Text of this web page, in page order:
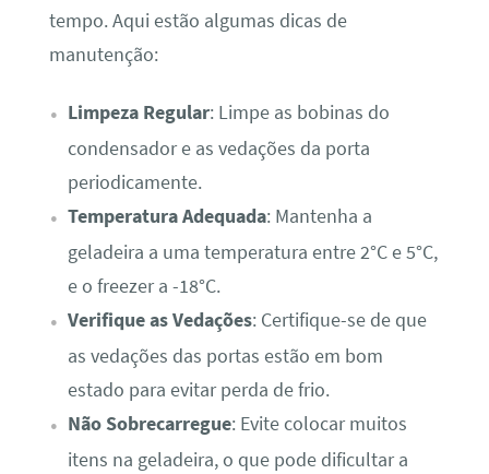
tempo. Aqui estão algumas dicas de
manutenção:
Limpeza Regular: Limpe as bobinas do
condensador e as vedações da porta
periodicamente.
Temperatura Adequada: Mantenha a
geladeira a uma temperatura entre 2°C e 5°C,
e o freezer a -18°C.
Verifique as Vedações: Certifique-se de que
as vedações das portas estão em bom
estado para evitar perda de frio.
Não Sobrecarregue: Evite colocar muitos
itens na geladeira, o que pode dificultar a